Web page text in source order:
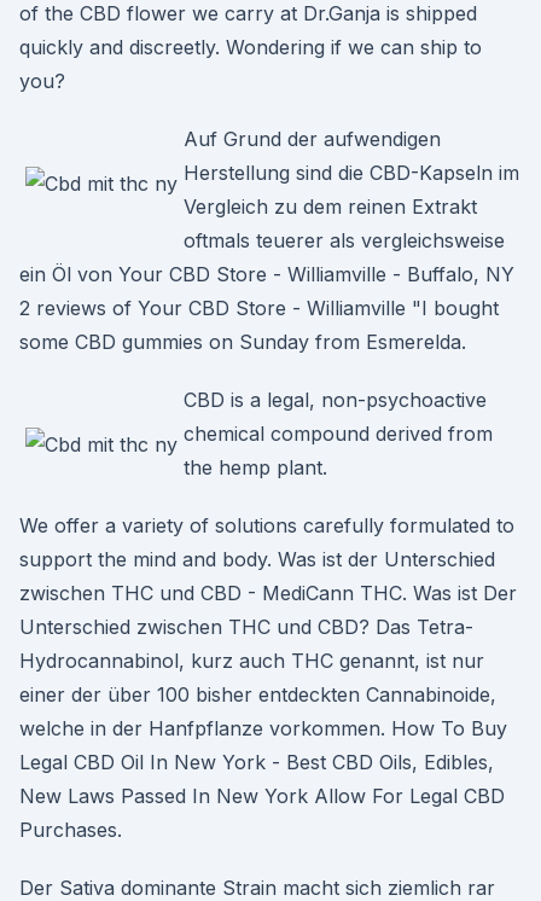
of the CBD flower we carry at Dr.Ganja is shipped
quickly and discreetly. Wondering if we can ship to
you?
Auf Grund der aufwendigen
Herstellung sind die CBD-Kapseln im
Vergleich zu dem reinen Extrakt
oftmals teuerer als vergleichsweise
ein Öl von Your CBD Store - Williamville - Buffalo, NY
2 reviews of Your CBD Store - Williamville "I bought
some CBD gummies on Sunday from Esmerelda.
CBD is a legal, non-psychoactive
chemical compound derived from
the hemp plant.
We offer a variety of solutions carefully formulated to
support the mind and body. Was ist der Unterschied
zwischen THC und CBD - MediCann THC. Was ist Der
Unterschied zwischen THC und CBD? Das Tetra-
Hydrocannabinol, kurz auch THC genannt, ist nur
einer der über 100 bisher entdeckten Cannabinoide,
welche in der Hanfpflanze vorkommen. How To Buy
Legal CBD Oil In New York - Best CBD Oils, Edibles,
New Laws Passed In New York Allow For Legal CBD
Purchases.
Der Sativa dominante Strain macht sich ziemlich rar